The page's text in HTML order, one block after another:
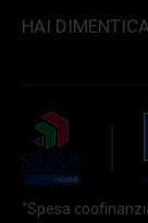
HAI
“Spesa